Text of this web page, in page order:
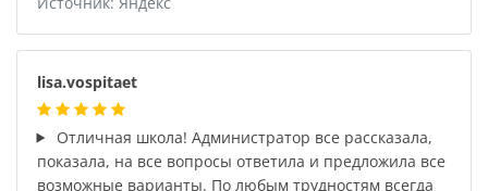
lisa.vospitaet
Отличная школа! Администратор все рассказала,
показала, на все вопросы ответила и предложила все
возможные варианты. По любым трудностям всегда